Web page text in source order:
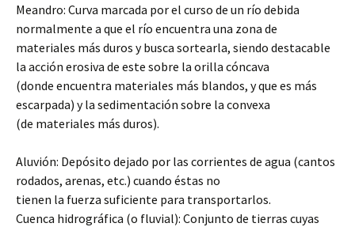
Meandro: Curva marcada por el curso de un río debida
normalmente a que el río encuentra una zona de
materiales más duros y busca sortearla, siendo destacable
la acción erosiva de este sobre la orilla cóncava
(donde encuentra materiales más blandos, y que es más
escarpada) y la sedimentación sobre la convexa
(de materiales más duros).
Aluvión: Depósito dejado por las corrientes de agua (cantos
rodados, arenas, etc.) cuando éstas no
tienen la fuerza suficiente para transportarlos.
Cuenca hidrográfica (o fluvial): Conjunto de tierras cuyas